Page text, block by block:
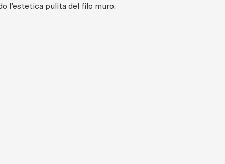
l’estetica pulita del filo muro.